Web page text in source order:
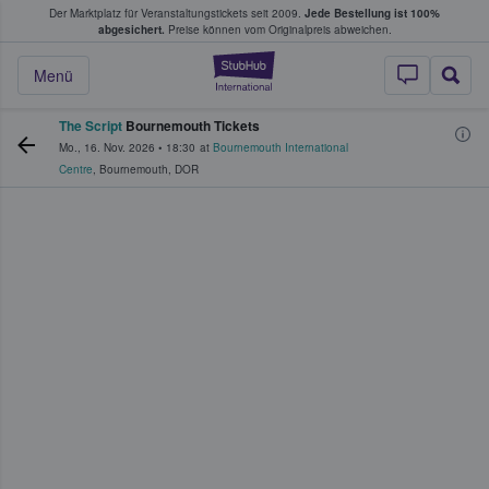
Der Marktplatz für Veranstaltungstickets seit 2009. Jede Bestellung ist 100%
abgesichert. Preise können vom Originalpreis abweichen.
StubHub - Wo
Menü
Tickets kaufen & verkaufen
The Script Bournemouth Tickets
Mo., 16. Nov. 2026 • 18:30 at Bournemouth International
Centre, Bournemouth, DOR